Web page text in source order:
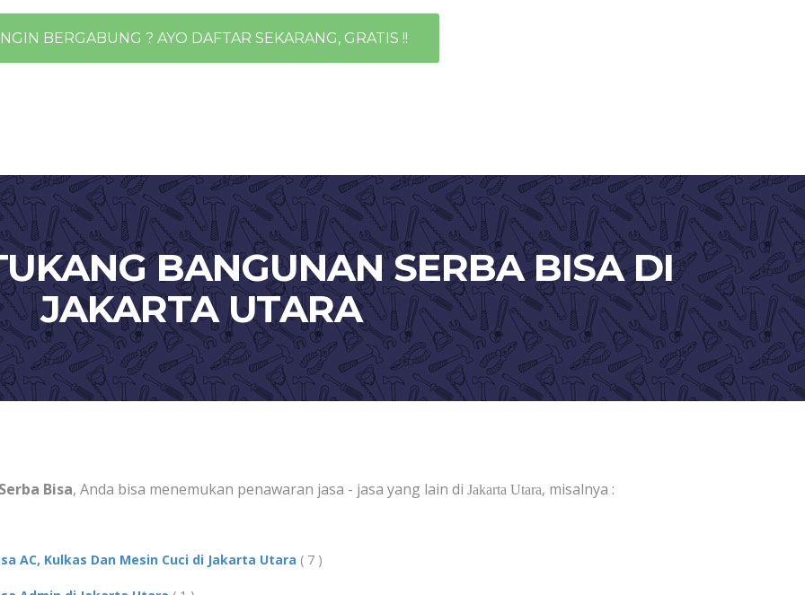
BERGABUNG ? AYO DAFTAR SEKARANG, GRATIS !!
BANGUNAN SERBA BISA DI
JAKARTA UTARA
Bisa, Anda bisa menemukan penawaran jasa - jasa yang lain di Jakarta Utara, misalnya :
AC, Kulkas Dan Mesin Cuci di Jakarta Utara ( 7 )